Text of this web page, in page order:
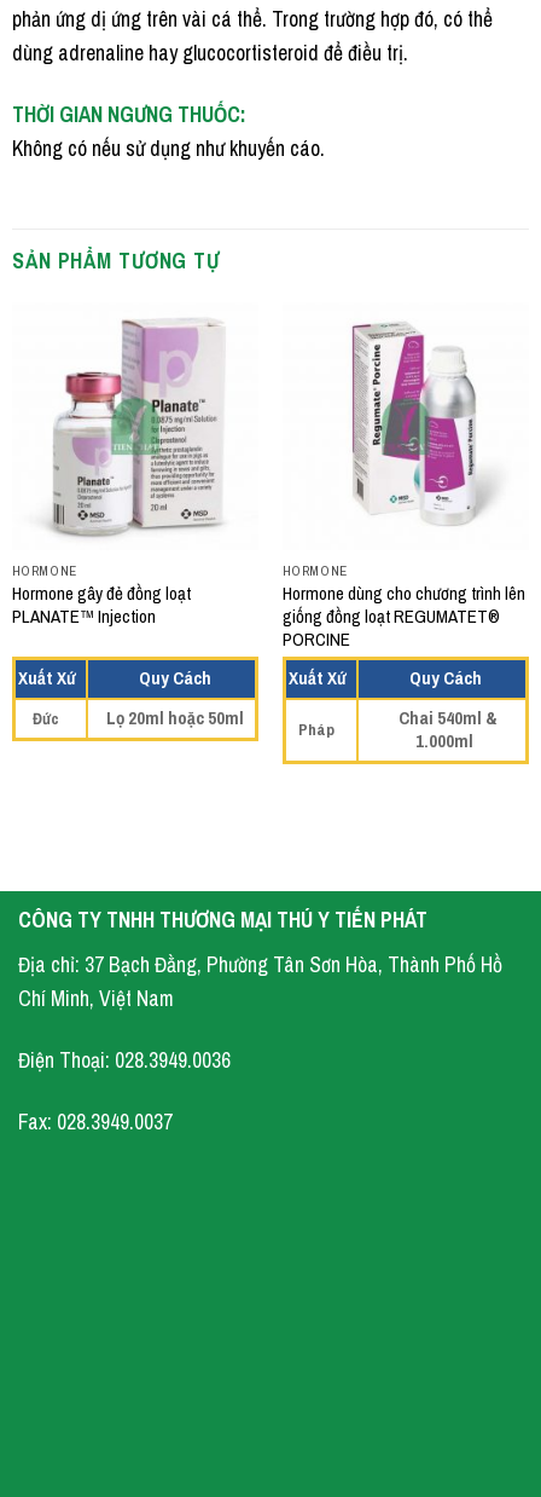
phản ứng dị ứng trên vài cá thể. Trong trường hợp đó, có thể
dùng adrenaline hay glucocortisteroid để điều trị.
THỜI GIAN NGƯNG THUỐC:
Không có nếu sử dụng như khuyến cáo.
SẢN PHẨM TƯƠNG TỰ
HORMONE
Hormone gây đẻ đồng loạt
PLANATE™ Injection
Xuất Xứ Quy Cách
Đức Lọ 20ml hoặc 50ml
HORMONE
Hormone dùng cho chương trình lên
giống đồng loạt REGUMATET®
PORCINE
Xuất Xứ
Quy Cách
Pháp
Chai 540ml &
1.000ml
CÔNG TY TNHH THƯƠNG MẠI THÚ Y TIẾN PHÁT
Địa chỉ: 37 Bạch Đằng, Phường Tân Sơn Hòa, Thành Phố Hồ
Chí Minh, Việt Nam
Điện Thoại: 028.3949.0036
Fax: 028.3949.0037